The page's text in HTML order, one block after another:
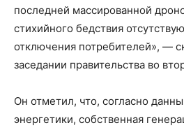
последней массированной
стихийного бедствия
отключения потребителей», —
заседании правительства во
Он отметил, что, согласно
энергетики, собственная